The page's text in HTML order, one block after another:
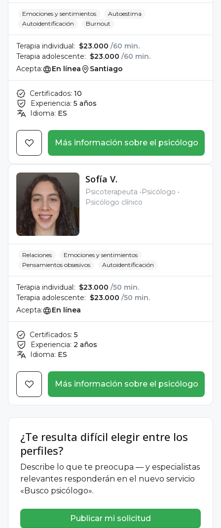
Emociones y sentimientos
Autoestima
Autoidentificación
Burnout
Terapia individual: $23.000 /60 min.
Terapia adolescente: $23.000 /60 min.
Acepta:
En línea Santiago
Certificados: 10
Experiencia: 5 años
Idioma: ES
Más información sobre el psicólogo
Sofía V.
Psicoterapeuta
Psicólogo
Psicólogo clínico
Relaciones
Emociones y sentimientos
Pensamientos obsesivos
Autoidentificación
Terapia individual: $23.000 /50 min.
Terapia adolescente: $23.000 /50 min.
Acepta:
En línea
Certificados: 5
Experiencia: 2 años
Idioma: ES
Más información sobre el psicólogo
¿Te resulta difícil elegir entre los
perfiles?
Describe lo que te preocupa — y especialistas
relevantes responderán en el nuevo servicio
«Busco psicólogo».
Publicar mi solicitud